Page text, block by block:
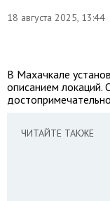
18 августа 2025, 13:44
В Махачкале
описанием локаций.
ЧИТАЙТЕ ТАКЖЕ